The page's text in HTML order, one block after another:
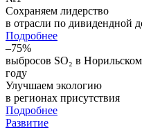
Сохраняем лидерство
в отрасли по дивидендной
Подробнее
–75%
выбросов SO₂ в
году
Улучшаем экологию
в регионах присутствия
Подробнее
Развитие